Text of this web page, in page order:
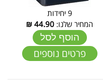
9 יחידות
המחיר שלנו: 44.90
₪
הוסף לסל
פרטים נוספים